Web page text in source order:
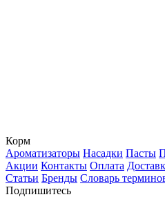
Корм
Ароматизаторы Насадки Пасты
Акции Контакты Оплата
Статьи Бренды Словарь
Подпишитесь